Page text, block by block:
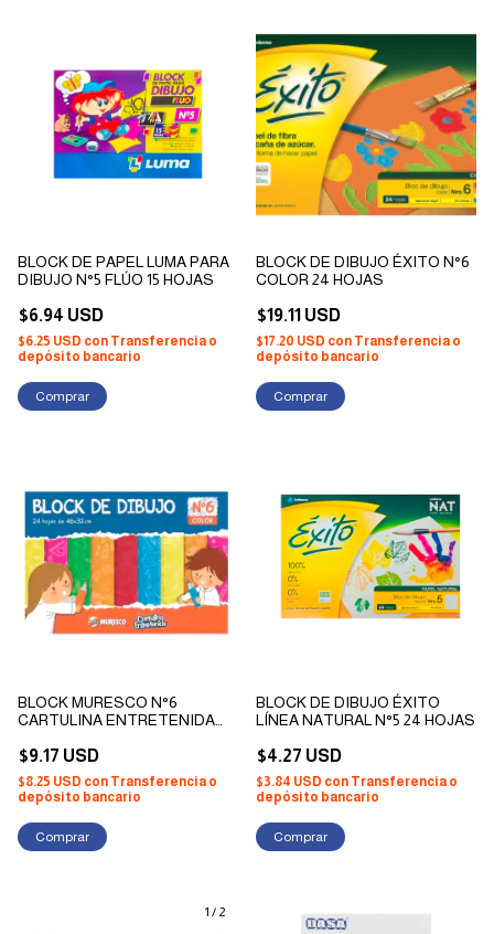
BLOCK DE PAPEL LUMA PARA
DIBUJO N°5 FLÚO 15 HOJAS
$6.94 USD
$6.25 USD con Transferencia o
depósito bancario
BLOCK DE DIBUJO ÉXITO N°6
COLOR 24 HOJAS
$19.11 USD
$17.20 USD con Transferencia o
depósito bancario
BLOCK MURESCO N°6
CARTULINA ENTRETENIDA
$9.17 USD
$8.25 USD con Transferencia o
depósito bancario
BLOCK DE DIBUJO ÉXITO
LÍNEA NATURAL N°5 24 HOJAS
$4.27 USD
$3.84 USD con Transferencia o
depósito bancario
1 / 2